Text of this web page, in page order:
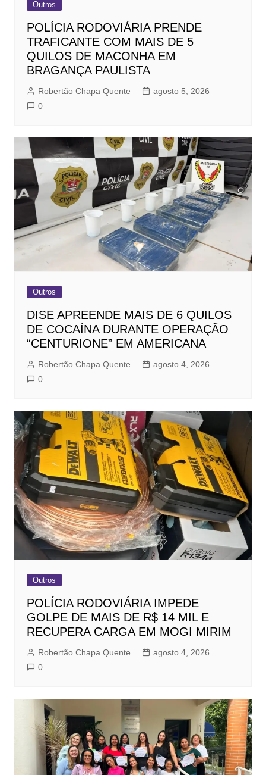
Outros
POLÍCIA RODOVIÁRIA PRENDE
TRAFICANTE COM MAIS DE 5
QUILOS DE MACONHA EM
BRAGANÇA PAULISTA
Robertão Chapa Quente
agosto 5, 2026
0
Outros
DISE APREENDE MAIS DE 6 QUILOS
DE COCAÍNA DURANTE OPERAÇÃO
“CENTURIONE” EM AMERICANA
Robertão Chapa Quente
agosto 4, 2026
0
Outros
POLÍCIA RODOVIÁRIA IMPEDE
GOLPE DE MAIS DE R$ 14 MIL E
RECUPERA CARGA EM MOGI MIRIM
Robertão Chapa Quente
agosto 4, 2026
0